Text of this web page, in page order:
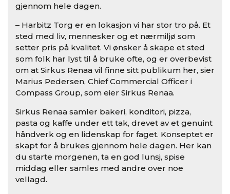
gjennom hele dagen.
– Harbitz Torg er en lokasjon vi har stor tro på. Et
sted med liv, mennesker og et nærmiljø som
setter pris på kvalitet. Vi ønsker å skape et sted
som folk har lyst til å bruke ofte, og er overbevist
om at Sirkus Renaa vil finne sitt publikum her, sier
Marius Pedersen, Chief Commercial Officer i
Compass Group, som eier Sirkus Renaa.
Sirkus Renaa samler bakeri, konditori, pizza,
pasta og kaffe under ett tak, drevet av et genuint
håndverk og en lidenskap for faget. Konseptet er
skapt for å brukes gjennom hele dagen. Her kan
du starte morgenen, ta en god lunsj, spise
middag eller samles med andre over noe
vellagd.